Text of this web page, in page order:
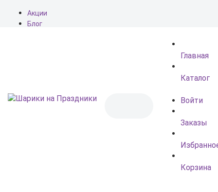
Акции
Блог
Главная
Каталог
Войти
Заказы
Корзина